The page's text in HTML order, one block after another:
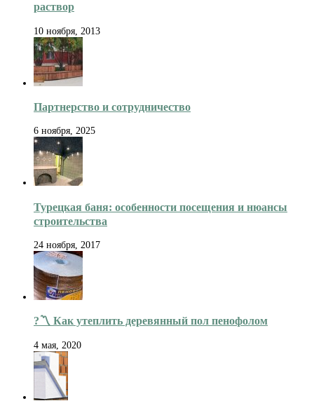
раствор
10 ноября, 2013
Партнерство и сотрудничество
6 ноября, 2025
Турецкая баня: особенности посещения и нюансы
строительства
24 ноября, 2017
?〽️ Как утеплить деревянный пол пенофолом
4 мая, 2020